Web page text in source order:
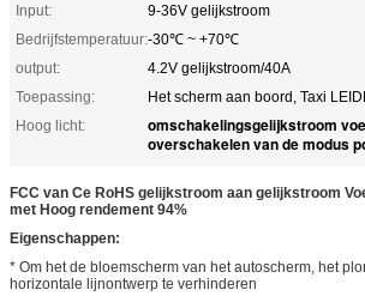
Input:
9-36V gelijkstroom
Bedrijfstemperatuur:-30℃ ~ +70℃
output:
4.2V gelijkstroom/40A
Toepassing:
Het scherm aan boord, Taxi
Hoog licht:
omschakelingsgelijkstroom
overschakelen van de modus
FCC van Ce RoHS gelijkstroom aan gelijkstroom
met Hoog rendement 94%
Eigenschappen:
* Om het de bloemscherm van het autoscherm, het
horizontale lijnontwerp te verhinderen